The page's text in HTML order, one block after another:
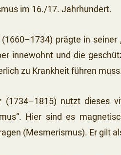
im 16./17. Jahrhundert.
(1660–1734) prägte in seiner
innewohnt und die
zu Krankheit führen
(1734–1815) nutzt dieses
Hier sind es
(Mesmerismus). Er gilt